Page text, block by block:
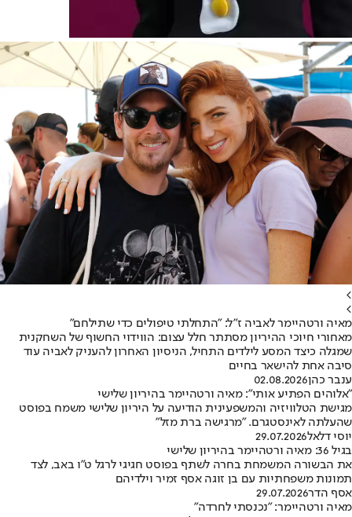
>
>
מאיה ורטהיימר לאביה ז"ל: "התחלתי טיפולים כדי שתילחם"
מאחורי חיוכי ההיריון מסתתר חלל עצום: הווידוי החשוף של השחקנית
שמגלה כיצד המסע לילדים התחיל, הניסיון האחרון להעניק לאביה עוד
סיבה אחת להישאר בחיים
ענבר כהן02.08.2026
"אלוהים הפתיע אותי": מאיה ורטהיימר בהיריון שלישי
מגישת הטלוויזיה והמשפעינית הודיעה על היריון שלישי משמח בפוסט
שהעלתה לאינסטגרם. "מרגישה ברת מזל"
יוסי דלאל29.07.2026
בגיל 36: מאיה ורטהיימר בהיריון שלישי
את הבשורה המשמחת בחרה לשתף בפוסט חגיגי לרגל ט"ו באב, לצד
תמונות משפחתיות עם בן זוגה אסף זמיר וילדיהם
אסף הדר29.07.2026
מאיה ורטהיימר: ״נכנסתי לחרדה״